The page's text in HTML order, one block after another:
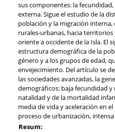
sus componentes: la
externa. Sigue el estudio de la
población y la migración
rurales-urbanas, hacia
oriente a occidente de la Isla. El
estructura demográfica de la
género y a los grupos de edad,
envejecimiento. Del artículo se
las sociedades avanzadas, la
demográficos: baja fecundidad
natalidad y de la mortalidad
media de vida y aceleración en
proceso de urbanización,
Resum: